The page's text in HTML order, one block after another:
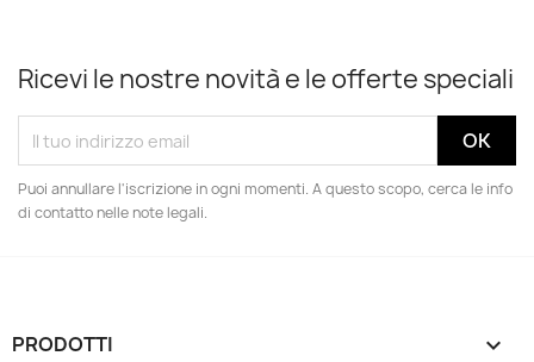
Ricevi le nostre novità e le offerte speciali
Puoi annullare l'iscrizione in ogni momenti. A questo scopo, cerca le info
di contatto nelle note legali.
PRODOTTI 